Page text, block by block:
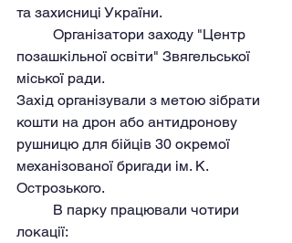
та захисниці України.
позашкільної освіти" Звягельської
міської ради.
Захід організували з метою зібрати
кошти на дрон або антидронову
рушницю для бійців 30 окремої
механізованої бригади ім. К.
Острозького.
локації: